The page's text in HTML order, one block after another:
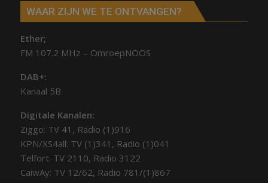
WAAR ZIJN WE TE ONTVANGEN?
Ether;
FM 107.2 MHz – OmroepNOOS
DAB+:
Kanaal 5B
Digitale Kanalen:
Ziggo: TV 41, Radio (1)916
KPN/XS4all: TV (1)341, Radio (1)041
Telfort: TV 2110, Radio 3122
CaiwAy: TV 12/62, Radio 781/(1)867